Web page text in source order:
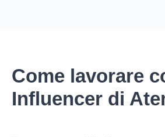
Come lavorare
Influencer di